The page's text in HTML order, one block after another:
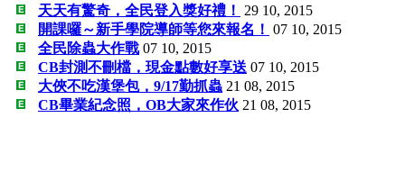
天天有驚奇，全民登入獎好禮！
29 10, 2015
開課囉～新手學院導師等您來報名！ 07 10, 2015
全民除蟲大作戰 07 10, 2015
CB封測不刪檔，現金點數好享送 07 10, 2015
大俠不吃漢堡包，9/17勤抓蟲 21 08, 2015
CB畢業紀念照，OB大家來作伙 21 08, 2015